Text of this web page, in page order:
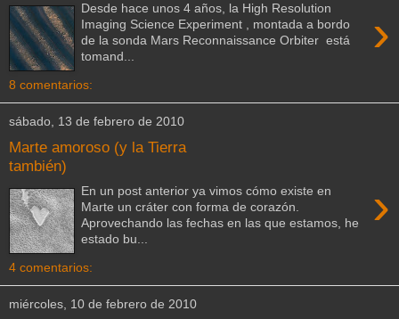
›
Desde hace unos 4 años, la High Resolution
Imaging Science Experiment , montada a bordo
de la sonda Mars Reconnaissance Orbiter está
tomand...
8 comentarios:
sábado, 13 de febrero de 2010
Marte amoroso (y la Tierra
también)
›
En un post anterior ya vimos cómo existe en
Marte un cráter con forma de corazón.
Aprovechando las fechas en las que estamos, he
estado bu...
4 comentarios:
miércoles, 10 de febrero de 2010